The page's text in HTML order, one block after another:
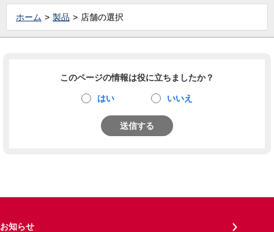
ホーム 製品 店舗の選択
このページの情報は役に立ちましたか？
はい いいえ
送信する
お知らせ